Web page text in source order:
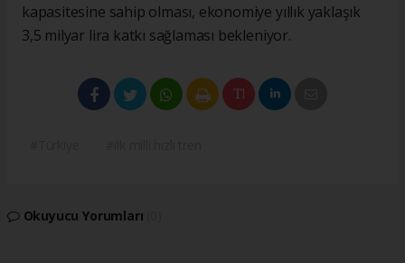
kapasitesine sahip olması, ekonomiye yıllık yaklaşık
3,5 milyar lira katkı sağlaması bekleniyor.
Okuyucu Yorumları